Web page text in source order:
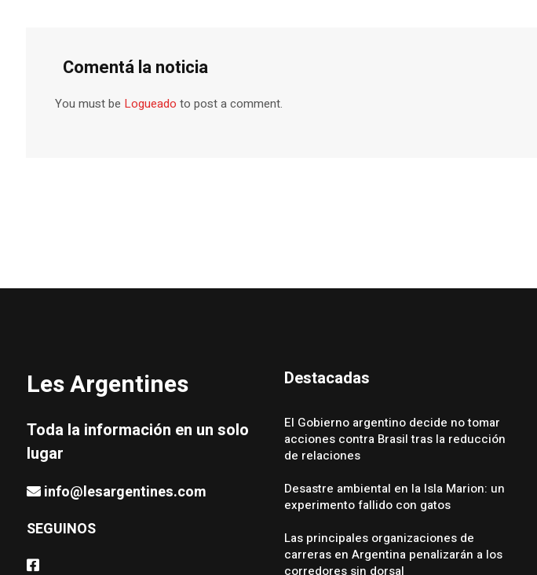
Comentá la noticia
You must be Logueado to post a comment.
Les Argentines
Toda la información en un solo
lugar
info@lesargentines.com
SEGUINOS
Destacadas
El Gobierno argentino decide no tomar
acciones contra Brasil tras la reducción
de relaciones
Desastre ambiental en la Isla Marion: un
experimento fallido con gatos
Las principales organizaciones de
carreras en Argentina penalizarán a los
corredores sin dorsal